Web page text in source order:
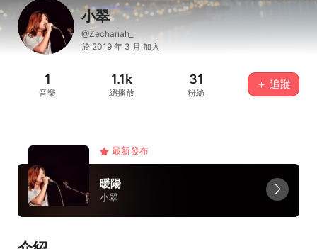
小翠
@Zechariah_
於 2019 年 3 月 加入
1
音樂
1.1k
總播放
31
粉絲
＋ 追蹤
最新發布
暖陽
小翠